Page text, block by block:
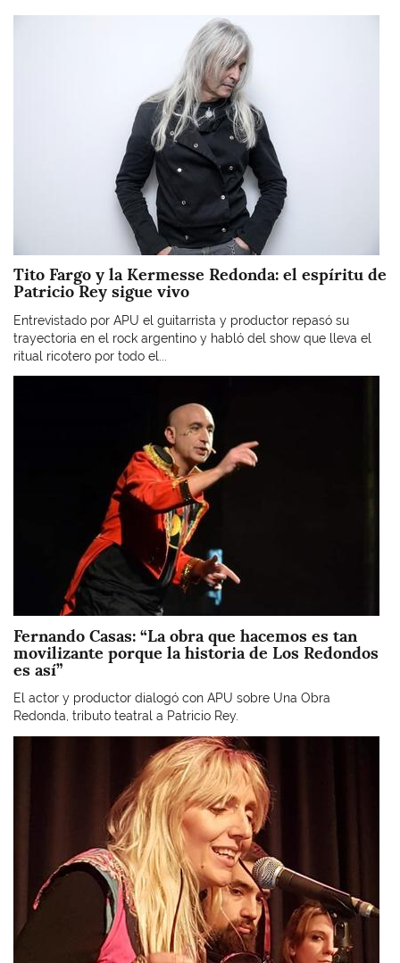
Tito Fargo y la Kermesse Redonda: el espíritu de
Patricio Rey sigue vivo
Entrevistado por APU el guitarrista y productor repasó su
trayectoria en el rock argentino y habló del show que lleva el
ritual ricotero por todo el...
Fernando Casas: “La obra que hacemos es tan
movilizante porque la historia de Los Redondos
es así”
El actor y productor dialogó con APU sobre Una Obra
Redonda, tributo teatral a Patricio Rey.